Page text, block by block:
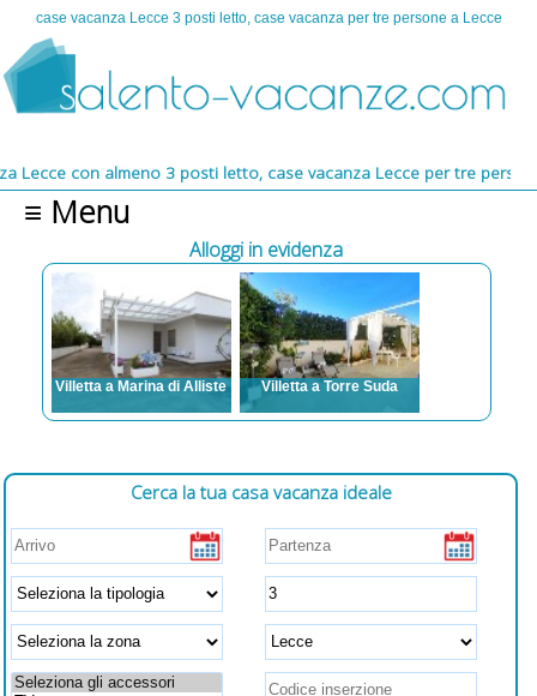
case vacanza Lecce 3 posti letto, case vacanza per tre persone a Lecce
con almeno 3 posti letto, case vacanza Lecce per tre
≡ Menu
Alloggi in evidenza
da
Villetta a Marina di Alliste
Posti letto: da 3 a 7
Animali ammessi,
Barbecue, Spazi esterni,
Zanzariere, Internet
Villetta a Torre Suda
Posti letto: da 2 a 14
Animali ammessi, Vista
mare, Barbecue, Spazi
esterni, Zanzariere,
Parcheggio
gratuito,videosorveglianza,
Cerca la tua casa vacanza ideale